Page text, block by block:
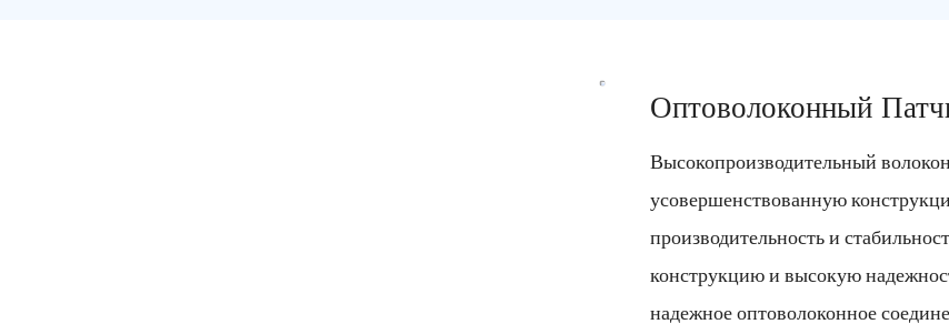
Оптоволоконный
Высокопроизводительный
усовершенствованную
производительность и
конструкцию и высокую
надежное оптоволоконное